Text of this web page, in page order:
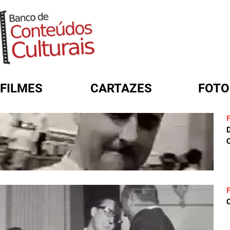
FILMES CARTAZES
FORMULÁRIO DE BUSCA